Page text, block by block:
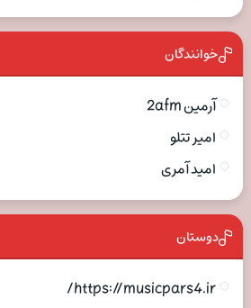
خوانندگان
آرمین 2afm
امیر تتلو
امید آمری
دوستان
https://musicpars4.ir/